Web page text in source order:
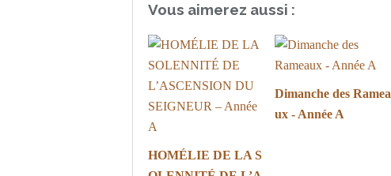
Vous aimerez aussi :
HOMÉLIE DE LA S
Dimanche des Ramea
ux - Année A